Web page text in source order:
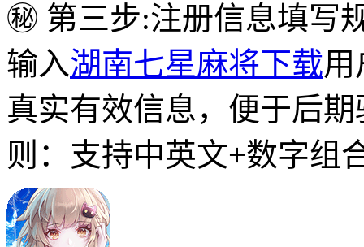
㊙ 第三步:注册信息填写
输入湖南七星麻将下载
真实有效信息，便于后
则：支持中英文+数字组